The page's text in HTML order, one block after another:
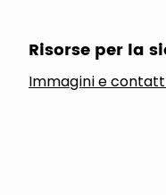
Risorse per la
Immagini e